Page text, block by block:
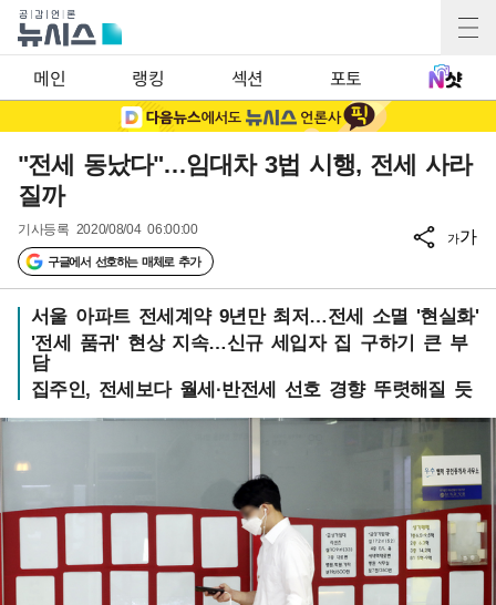
메인 랭킹 섹션 포토
"전세 동났다"…임대차 3법 시행, 전세 사라
질까
기사등록 2020/08/04 06:00:00
구글에서 선호하는 매체로 추가
가가
서울 아파트 전세계약 9년만 최저…전세 소멸 '현실화'
'전세 품귀' 현상 지속…신규 세입자 집 구하기 큰 부
담
집주인, 전세보다 월세·반전세 선호 경향 뚜렷해질 듯